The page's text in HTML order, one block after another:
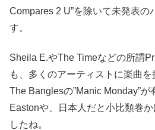
Compares 2 U”を除いて未発表の
す。
Sheila E.やThe Timeなどの所謂
も、多くのアーティストに楽曲を
The Banglesの”Manic Monday”
Eastonや、日本人だと小比類巻
したね。